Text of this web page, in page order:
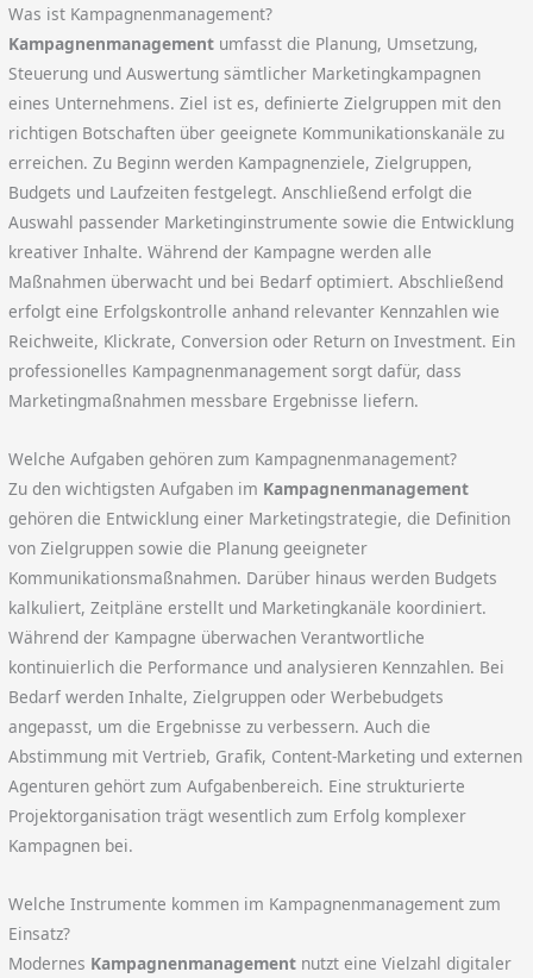
Was ist Kampagnenmanagement?
Kampagnenmanagement umfasst die Planung, Umsetzung,
Steuerung und Auswertung sämtlicher Marketingkampagnen
eines Unternehmens. Ziel ist es, definierte Zielgruppen mit den
richtigen Botschaften über geeignete Kommunikationskanäle zu
erreichen. Zu Beginn werden Kampagnenziele, Zielgruppen,
Budgets und Laufzeiten festgelegt. Anschließend erfolgt die
Auswahl passender Marketinginstrumente sowie die Entwicklung
kreativer Inhalte. Während der Kampagne werden alle
Maßnahmen überwacht und bei Bedarf optimiert. Abschließend
erfolgt eine Erfolgskontrolle anhand relevanter Kennzahlen wie
Reichweite, Klickrate, Conversion oder Return on Investment. Ein
professionelles Kampagnenmanagement sorgt dafür, dass
Marketingmaßnahmen messbare Ergebnisse liefern.
Welche Aufgaben gehören zum Kampagnenmanagement?
Zu den wichtigsten Aufgaben im Kampagnenmanagement
gehören die Entwicklung einer Marketingstrategie, die Definition
von Zielgruppen sowie die Planung geeigneter
Kommunikationsmaßnahmen. Darüber hinaus werden Budgets
kalkuliert, Zeitpläne erstellt und Marketingkanäle koordiniert.
Während der Kampagne überwachen Verantwortliche
kontinuierlich die Performance und analysieren Kennzahlen. Bei
Bedarf werden Inhalte, Zielgruppen oder Werbebudgets
angepasst, um die Ergebnisse zu verbessern. Auch die
Abstimmung mit Vertrieb, Grafik, Content-Marketing und externen
Agenturen gehört zum Aufgabenbereich. Eine strukturierte
Projektorganisation trägt wesentlich zum Erfolg komplexer
Kampagnen bei.
Welche Instrumente kommen im Kampagnenmanagement zum
Einsatz?
Modernes Kampagnenmanagement nutzt eine Vielzahl digitaler